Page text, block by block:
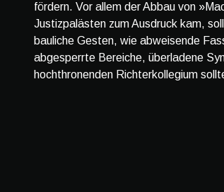
fördern. Vor allem der Abbau von
Justizpalästen zum Ausdruck kam,
bauliche Gesten, wie abweisende
abgesperrte Bereiche, überladene
hochthronenden Richterkollegium